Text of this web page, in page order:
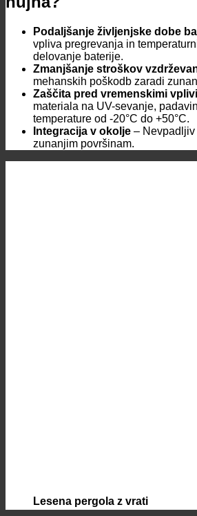
Lesena pergola z vrati
Podaljšanje življenjske dobe
vpliva pregrevanja in
delovanje baterije.
Zmanjšanje stroškov
mehanskih poškodb zaradi
Zaščita pred vremenskimi vplivi
materiala na UV-sevanje,
temperature od -20°C do +50°C.
Integracija v okolje –
zunanjim površinam.